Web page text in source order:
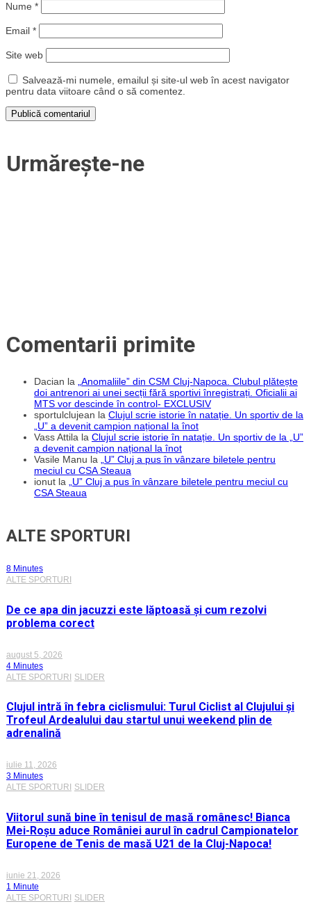
Nume *
Email *
Site web
Salvează-mi numele, emailul și site-ul web în acest navigator
pentru data viitoare când o să comentez.
Urmărește-ne
Comentarii primite
Dacian la „Anomaliile” din CSM Cluj-Napoca. Clubul plătește
doi antrenori ai unei secții fără sportivi înregistrați. Oficialii ai
MTS vor descinde în control- EXCLUSIV
sportulclujean la Clujul scrie istorie în natație. Un sportiv de la
„U” a devenit campion național la înot
Vass Attila la Clujul scrie istorie în natație. Un sportiv de la „U”
a devenit campion național la înot
Vasile Manu la „U” Cluj a pus în vânzare biletele pentru
meciul cu CSA Steaua
ionut la „U” Cluj a pus în vânzare biletele pentru meciul cu
CSA Steaua
ALTE SPORTURI
8 Minutes
ALTE SPORTURI
De ce apa din jacuzzi este lăptoasă și cum rezolvi
problema corect
august 5, 2026
4 Minutes
ALTE SPORTURI SLIDER
Clujul intră în febra ciclismului: Turul Ciclist al Clujului și
Trofeul Ardealului dau startul unui weekend plin de
adrenalină
iulie 11, 2026
3 Minutes
ALTE SPORTURI
SLIDER
Viitorul sună bine în tenisul de masă românesc! Bianca
Mei-Roșu aduce României aurul în cadrul Campionatelor
Europene de Tenis de masă U21 de la Cluj-Napoca!
iunie 21, 2026
1 Minute
ALTE SPORTURI SLIDER